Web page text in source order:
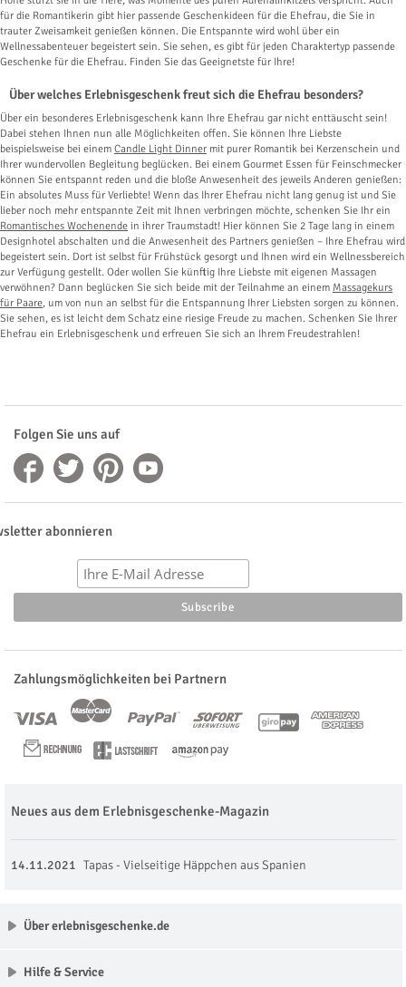
für die Romantikerin gibt hier passende Geschenkideen für die Ehefrau, die Sie in
trauter Zweisamkeit genießen können. Die Entspannte wird wohl über ein
Wellnessabenteuer begeistert sein. Sie sehen, es gibt für jeden Charaktertyp passende
Geschenke für die Ehefrau. Finden Sie das Geeignetste für Ihre!
Über welches Erlebnisgeschenk freut sich die Ehefrau besonders?
Über ein besonderes Erlebnisgeschenk kann Ihre Ehefrau gar nicht enttäuscht sein!
Dabei stehen Ihnen nun alle Möglichkeiten offen. Sie können Ihre Liebste
beispielsweise bei einem Candle Light Dinner mit purer Romantik bei Kerzenschein und
Ihrer wundervollen Begleitung beglücken. Bei einem Gourmet Essen für Feinschmecker
können Sie entspannt reden und die bloße Anwesenheit des jeweils Anderen genießen:
Ein absolutes Muss für Verliebte! Wenn das Ihrer Ehefrau nicht lang genug ist und Sie
lieber noch mehr entspannte Zeit mit Ihnen verbringen möchte, schenken Sie Ihr ein
Romantisches Wochenende in ihrer Traumstadt! Hier können Sie 2 Tage lang in einem
Designhotel abschalten und die Anwesenheit des Partners genießen – Ihre Ehefrau wird
begeistert sein. Dort ist selbst für Frühstück gesorgt und Ihnen wird ein Wellnessbereich
zur Verfügung gestellt. Oder wollen Sie künftig Ihre Liebste mit eigenen Massagen
verwöhnen? Dann beglücken Sie sich beide mit der Teilnahme an einem Massagekurs
für Paare, um von nun an selbst für die Entspannung Ihrer Liebsten sorgen zu können.
Sie sehen, es ist leicht dem Schatz eine riesige Freude zu machen. Schenken Sie Ihrer
Ehefrau ein Erlebnisgeschenk und erfreuen Sie sich an Ihrem Freudestrahlen!
Folgen Sie uns auf
abonnieren
Zahlungsmöglichkeiten bei Partnern
Neues aus dem Erlebnisgeschenke-Magazin
14.11.2021 Tapas - Vielseitige Häppchen aus Spanien
Über erlebnisgeschenke.de
Hilfe & Service